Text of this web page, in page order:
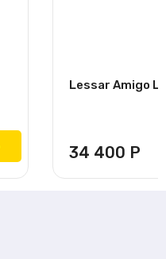
Lessar Amigo
34 400 Р